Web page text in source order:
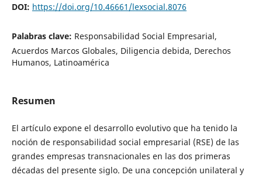
DOI: https://doi.org/10.46661/lexsocial.8076
Palabras clave: Responsabilidad Social Empresarial,
Acuerdos Marcos Globales, Diligencia debida, Derechos
Humanos, Latinoamérica
Resumen
El artículo expone el desarrollo evolutivo que ha tenido la
noción de responsabilidad social empresarial (RSE) de las
grandes empresas transnacionales en las dos primeras
décadas del presente siglo. De una concepción unilateral y